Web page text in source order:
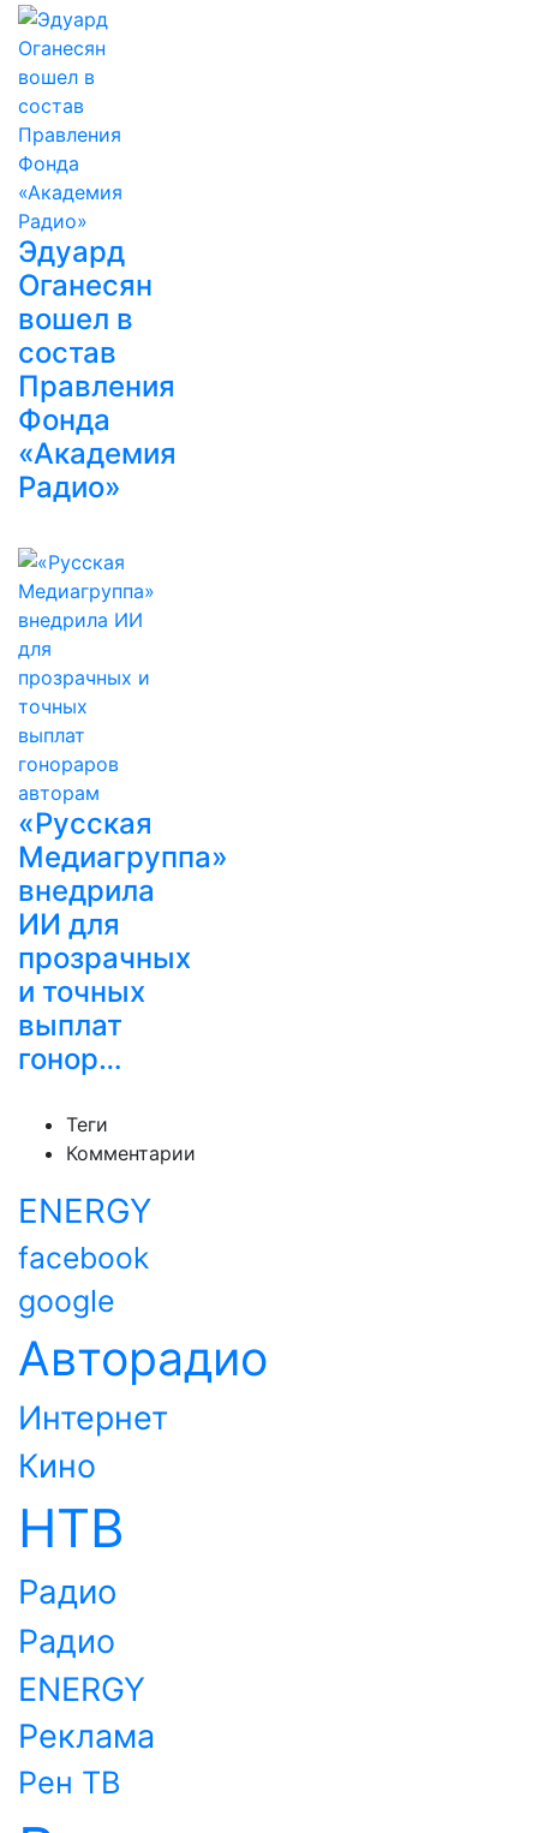
Эдуард
Оганесян
вошел в
состав
Правления
Фонда
«Академия
Радио»
«Русская
Медиагруппа»
внедрила
ИИ для
прозрачных
и точных
выплат
гонор…
Теги
Комментарии
ENERGY
facebook
google
Авторадио
Интернет
Кино
НТВ
Радио
Радио
ENERGY
Реклама
Рен ТВ